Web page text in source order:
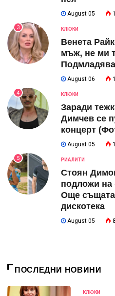
August 05
3 КЛЮКИ
Венета
мъж, не ми
August 06
4 КЛЮКИ
Заради
Димчев се
концерт
August 05
5 РИАЛИТИ
Стоян
подложи на
Още същата
дискотека
August 05
ПОСЛЕДНИ НОВИНИ
КЛЮКИ